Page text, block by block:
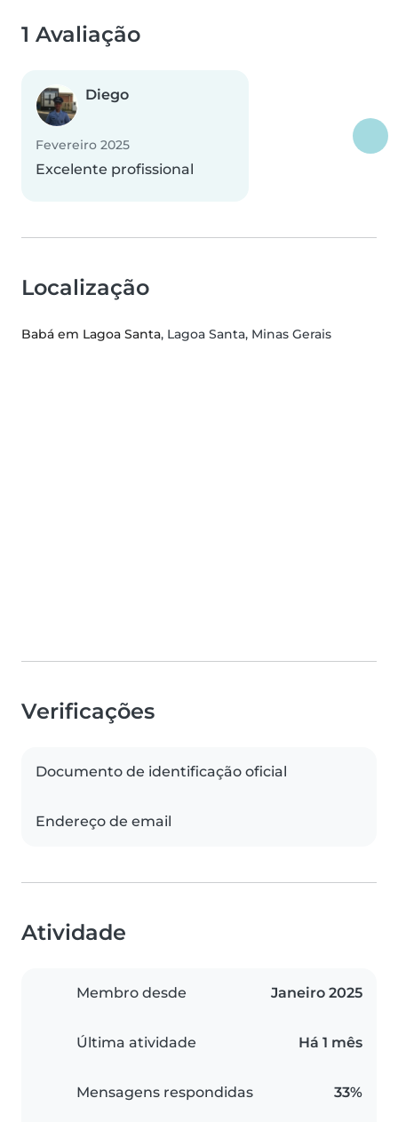
1 Avaliação
Diego
Fevereiro 2025
Excelente profissional
Localização
Babá em Lagoa Santa, Lagoa Santa, Minas Gerais
Verificações
Documento de identificação oficial
Endereço de email
Atividade
Membro desde Janeiro 2025
Última atividade Há 1 mês
Mensagens respondidas 33%